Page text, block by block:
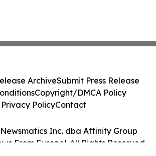
Inc. dba Affinity Group
From Europe!. All Rights Reserved.
ArchiveSubmit Press Release
Copyright/DMCA Policy
Privacy PolicyContact